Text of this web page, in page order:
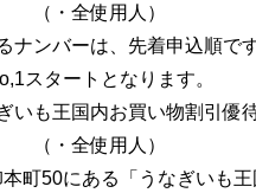
（・全使用人）
ナンバーは、先着申込順です
スタートとなります。
いも王国内お買い物割引優
（・全使用人）
町50にある「うなぎいも王